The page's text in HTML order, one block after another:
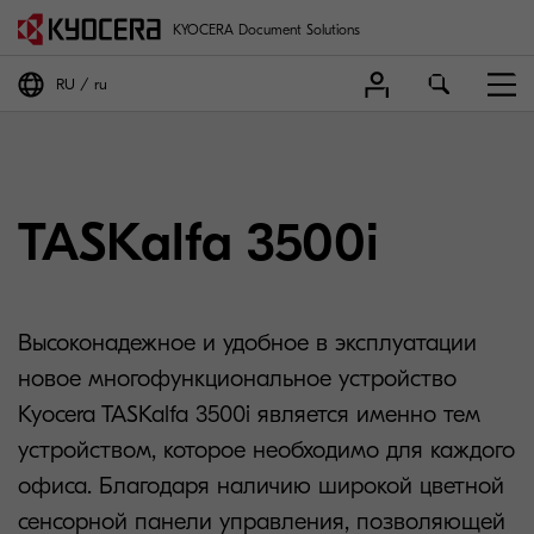
KYOCERA Document Solutions
RU ru
TASKalfa 3500i
Высоконадежное и удобное в эксплуатации
новое многофункциональное устройство
Kyocera TASKalfa 3500i является именно тем
устройством, которое необходимо для каждого
офиса. Благодаря наличию широкой цветной
сенсорной панели управления, позволяющей